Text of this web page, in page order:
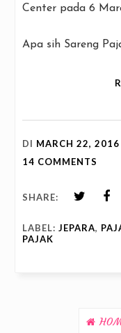
Center pada 6
Apa sih Sareng
DI MARCH 22, 2016
14 COMMENTS
SHARE:
LABEL: JEPARA,
PAJAK